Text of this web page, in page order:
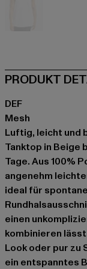
PRODUKT
DEF
Mesh
Luftig, leicht und
Tanktop in Beige
Tage. Aus 100%
angenehm
ideal für
einen
kombinieren
Look oder pur zu
ein entspanntes